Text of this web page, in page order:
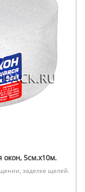
5см.х10м.
заделке щелей.